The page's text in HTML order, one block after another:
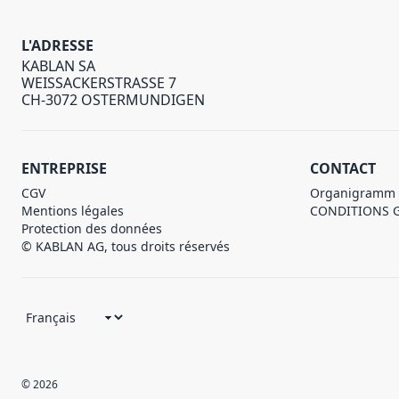
L'ADRESSE
KABLAN SA
WEISSACKERSTRASSE 7
CH-3072 OSTERMUNDIGEN
ENTREPRISE
CGV
Mentions légales
Protection des données
© KABLAN AG, tous droits réservés
CONTACT
Organigramm
CONDITIONS
© 2026